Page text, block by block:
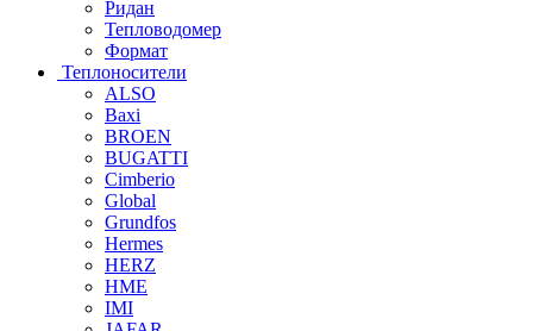
Ридан
Тепловодомер
Формат
Теплоносители
ALSO
Baxi
BROEN
BUGATTI
Cimberio
Global
Grundfos
Hermes
HERZ
HME
IMI